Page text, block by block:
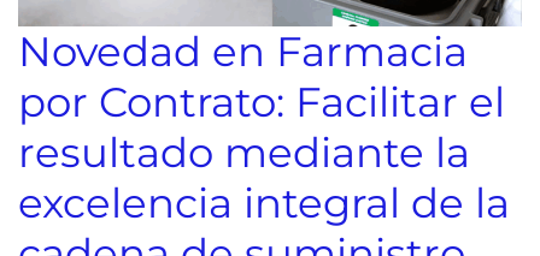
Novedad en Farmacia
por Contrato: Facilitar el
resultado mediante la
excelencia integral de la